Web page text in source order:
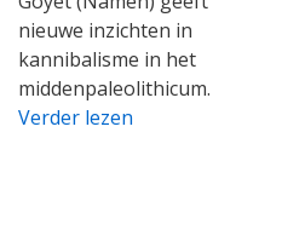
nieuwe inzichten in
kannibalisme in het
middenpaleolithicum.
Verder lezen